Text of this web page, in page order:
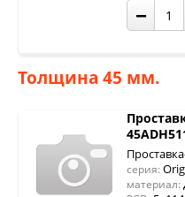
−
Толщина 45 мм.
серия:
материал: